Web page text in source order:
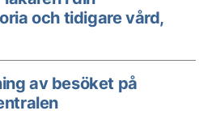
och tidigare vård,
av besöket på